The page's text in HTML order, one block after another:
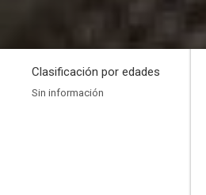
Clasificación por edades
Sin información